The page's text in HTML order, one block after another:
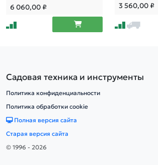
6 060,00₽ 3 560,00₽
Садовая техника и инструменты
Политика конфиденциальности
Политика обработки cookie
Полная версия сайта
Старая версия сайта
© 1996 - 2026